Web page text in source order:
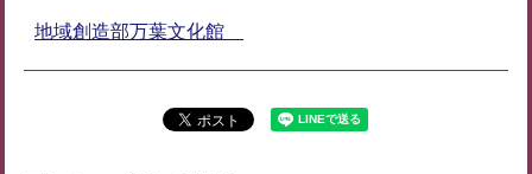
地域創造部万葉文化館